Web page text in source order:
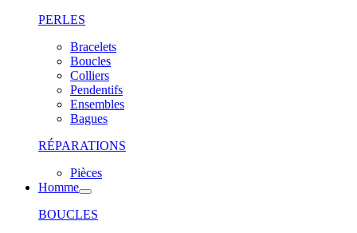
PERLES
Bracelets
Boucles
Colliers
Pendentifs
Ensembles
Bagues
RÉPARATIONS
Pièces
Homme
BOUCLES